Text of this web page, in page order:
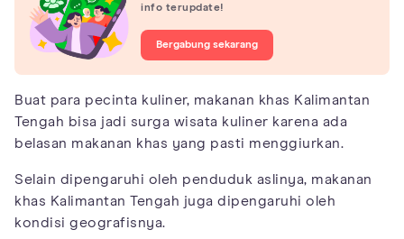
info terupdate!
Bergabung sekarang
Buat para pecinta kuliner, makanan khas Kalimantan
Tengah bisa jadi surga wisata kuliner karena ada
belasan makanan khas yang pasti menggiurkan.
Selain dipengaruhi oleh penduduk aslinya, makanan
khas Kalimantan Tengah juga dipengaruhi oleh
kondisi geografisnya.